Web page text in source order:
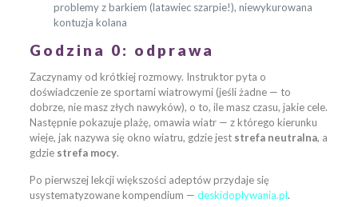
problemy z barkiem (latawiec szarpie!), niewykurowana
kontuzja kolana
Godzina 0: odprawa
Zaczynamy od krótkiej rozmowy. Instruktor pyta o
doświadczenie ze sportami wiatrowymi (jeśli żadne — to
dobrze, nie masz złych nawyków), o to, ile masz czasu, jakie cele.
Następnie pokazuje plażę, omawia wiatr — z którego kierunku
wieje, jak nazywa się okno wiatru, gdzie jest strefa neutralna, a
gdzie strefa mocy.
Po pierwszej lekcji większości adeptów przydaje się
usystematyzowane kompendium — deskidoplywania.pl.